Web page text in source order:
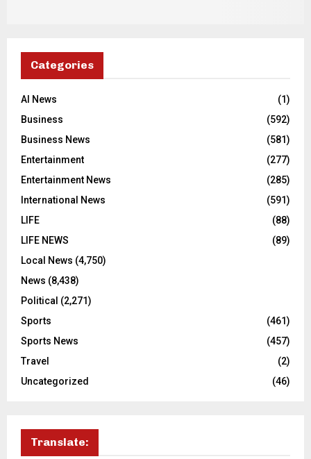
Categories
AI News
(1)
Business
(592)
Business News
(581)
Entertainment
(277)
Entertainment News
(285)
International News
(591)
LIFE
(88)
LIFE NEWS
(89)
Local News (4,750)
News (8,438)
Political (2,271)
Sports
(461)
Sports News
(457)
Travel
(2)
Uncategorized
(46)
Translate: